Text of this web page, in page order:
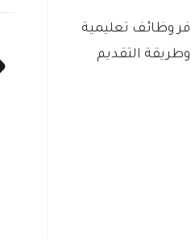
وظائف تعليمية
وفقاً للتفاصيل وطريقة التقديم